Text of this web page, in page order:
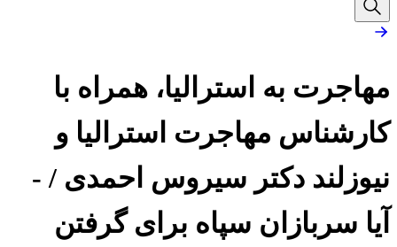
مهاجرت به استرالیا، همراه با
کارشناس مهاجرت استرالیا و
نیوزلند دکتر سیروس احمدی / -
آیا سربازان سپاه برای گرفتن